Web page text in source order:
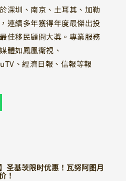
深圳、南京、土耳其、加勒
連續多年獲得年度最傑出投
佳移民顧問大獎。專業服務
體如鳳凰衛視、
、經濟日報、信報等報
】圣基茨限时优惠！瓦努阿图月
！